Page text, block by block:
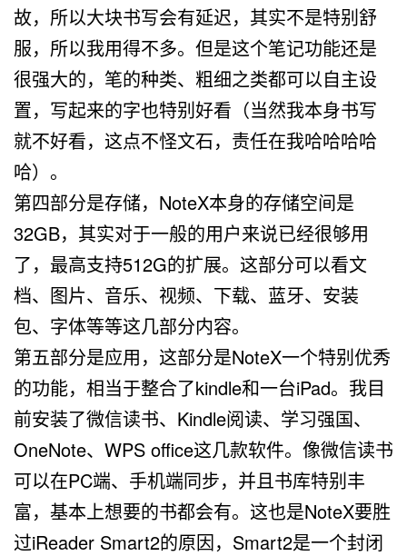
故，所以大块书写会有延迟，其实不是特别舒
服，所以我用得不多。但是这个笔记功能还是
很强大的，笔的种类、粗细之类都可以自主设
置，写起来的字也特别好看（当然我本身书写
就不好看，这点不怪文石，责任在我哈哈哈哈
哈）。
第四部分是存储，NoteX本身的存储空间是
32GB，其实对于一般的用户来说已经很够用
了，最高支持512G的扩展。这部分可以看文
档、图片、音乐、视频、下载、蓝牙、安装
包、字体等等这几部分内容。
第五部分是应用，这部分是NoteX一个特别优秀
的功能，相当于整合了kindle和一台iPad。我目
前安装了微信读书、Kindle阅读、学习强国、
OneNote、WPS office这几款软件。像微信读书
可以在PC端、手机端同步，并且书库特别丰
富，基本上想要的书都会有。这也是NoteX要胜
过iReader Smart2的原因，Smart2是一个封闭